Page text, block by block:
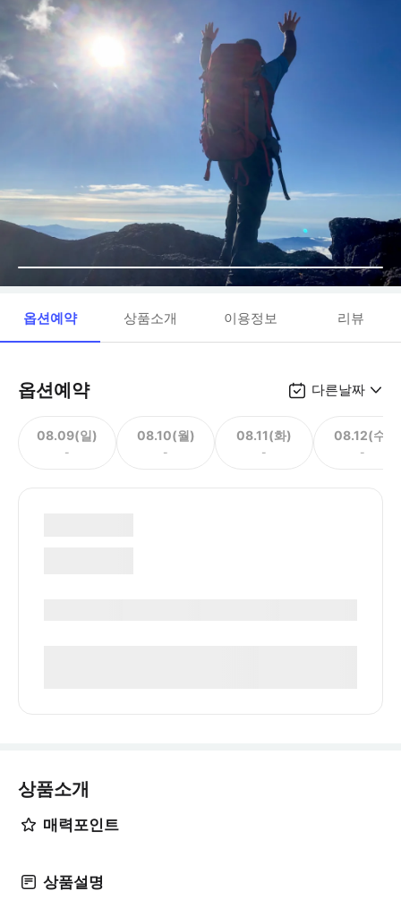
옵션예약 상품소개 이용정보 리뷰
옵션예약 다른날짜
08.09(일)
-
08.10(월)
-
08.11(화)
-
08.12(수)
-
상품소개
매력포인트
상품설명